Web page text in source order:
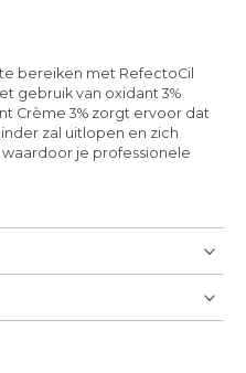
bereiken met RefectoCil
gebruik van oxidant 3%
Crème 3% zorgt ervoor dat
zal uitlopen en zich
je professionele